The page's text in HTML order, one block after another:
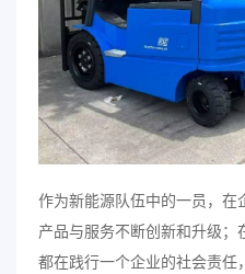
作为新能源队伍中的一员，在
产品与服务不断创新和升级；
都在践行一个企业的社会责任